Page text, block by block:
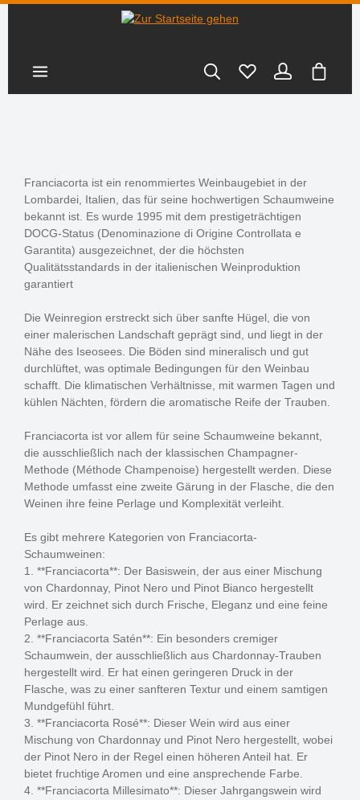
Franciacorta ist ein renommiertes Weinbaugebiet in der
Lombardei, Italien, das für seine hochwertigen Schaumweine
bekannt ist. Es wurde 1995 mit dem prestigeträchtigen
DOCG-Status (Denominazione di Origine Controllata e
Garantita) ausgezeichnet, der die höchsten
Qualitätsstandards in der italienischen Weinproduktion
garantiert
Die Weinregion erstreckt sich über sanfte Hügel, die von
einer malerischen Landschaft geprägt sind, und liegt in der
Nähe des Iseosees. Die Böden sind mineralisch und gut
durchlüftet, was optimale Bedingungen für den Weinbau
schafft. Die klimatischen Verhältnisse, mit warmen Tagen und
kühlen Nächten, fördern die aromatische Reife der Trauben.
Franciacorta ist vor allem für seine Schaumweine bekannt,
die ausschließlich nach der klassischen Champagner-
Methode (Méthode Champenoise) hergestellt werden. Diese
Methode umfasst eine zweite Gärung in der Flasche, die den
Weinen ihre feine Perlage und Komplexität verleiht.
Es gibt mehrere Kategorien von Franciacorta-
Schaumweinen:
1. **Franciacorta**: Der Basiswein, der aus einer Mischung
von Chardonnay, Pinot Nero und Pinot Bianco hergestellt
wird. Er zeichnet sich durch Frische, Eleganz und eine feine
Perlage aus.
2. **Franciacorta Satén**: Ein besonders cremiger
Schaumwein, der ausschließlich aus Chardonnay-Trauben
hergestellt wird. Er hat einen geringeren Druck in der
Flasche, was zu einer sanfteren Textur und einem samtigen
Mundgefühl führt.
3. **Franciacorta Rosé**: Dieser Wein wird aus einer
Mischung von Chardonnay und Pinot Nero hergestellt, wobei
der Pinot Nero in der Regel einen höheren Anteil hat. Er
bietet fruchtige Aromen und eine ansprechende Farbe.
4. **Franciacorta Millesimato**: Dieser Jahrgangswein wird